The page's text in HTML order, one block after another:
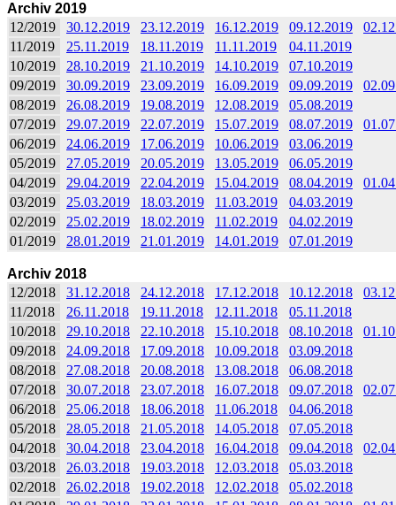
Archiv 2019
12/2019
30.12.2019 23.12.2019 16.12.2019 09.12.2019
11/2019
25.11.2019 18.11.2019 11.11.2019
04.11.2019
10/2019
28.10.2019 21.10.2019 14.10.2019
07.10.2019
09/2019
30.09.2019 23.09.2019 16.09.2019 09.09.2019
08/2019
26.08.2019 19.08.2019 12.08.2019
05.08.2019
07/2019
29.07.2019 22.07.2019 15.07.2019 08.07.2019
06/2019
24.06.2019 17.06.2019 10.06.2019
03.06.2019
05/2019
27.05.2019 20.05.2019 13.05.2019
06.05.2019
04/2019
29.04.2019 22.04.2019 15.04.2019 08.04.2019
03/2019
25.03.2019 18.03.2019 11.03.2019
04.03.2019
02/2019
25.02.2019 18.02.2019 11.02.2019
04.02.2019
01/2019
28.01.2019 21.01.2019 14.01.2019 07.01.2019
Archiv 2018
12/2018
31.12.2018 24.12.2018 17.12.2018 10.12.2018
11/2018
26.11.2018 19.11.2018 12.11.2018
05.11.2018
10/2018
29.10.2018 22.10.2018 15.10.2018 08.10.2018
09/2018
24.09.2018 17.09.2018 10.09.2018
03.09.2018
08/2018
27.08.2018 20.08.2018 13.08.2018
06.08.2018
07/2018
30.07.2018 23.07.2018 16.07.2018 09.07.2018
06/2018
25.06.2018 18.06.2018 11.06.2018
04.06.2018
05/2018
28.05.2018 21.05.2018 14.05.2018
07.05.2018
04/2018
30.04.2018 23.04.2018 16.04.2018 09.04.2018
03/2018
26.03.2018 19.03.2018 12.03.2018
05.03.2018
02/2018
26.02.2018 19.02.2018 12.02.2018
05.02.2018